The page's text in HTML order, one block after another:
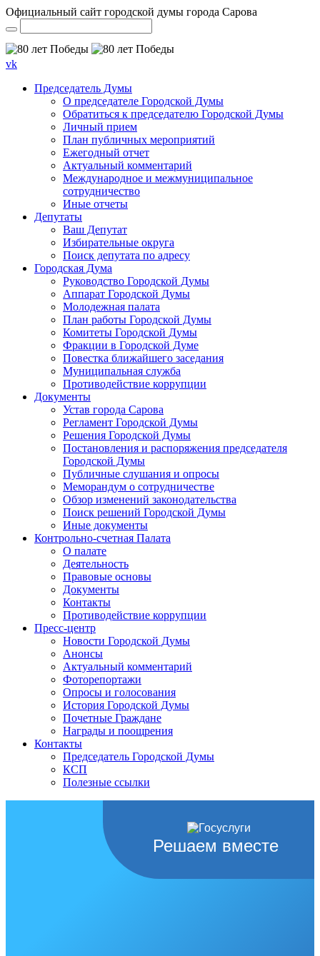
Официальный сайт городской думы города Сарова
vk
Председатель Думы
О председателе Городской Думы
Обратиться к председателю Городской Думы
Личный прием
План публичных мероприятий
Ежегодный отчет
Актуальный комментарий
Международное и межмуниципальное
сотрудничество
Иные отчеты
Депутаты
Ваш Депутат
Избирательные округа
Поиск депутата по адресу
Городская Дума
Руководство Городской Думы
Аппарат Городской Думы
Молодежная палата
План работы Городской Думы
Комитеты Городской Думы
Фракции в Городской Думе
Повестка ближайшего заседания
Муниципальная служба
Противодействие коррупции
Документы
Устав города Сарова
Регламент Городской Думы
Решения Городской Думы
Постановления и распоряжения председателя
Городской Думы
Публичные слушания и опросы
Меморандум о сотрудничестве
Обзор изменений законодательства
Поиск решений Городской Думы
Иные документы
Контрольно-счетная Палата
О палате
Деятельность
Правовые основы
Документы
Контакты
Противодействие коррупции
Пресс-центр
Новости Городской Думы
Анонсы
Актуальный комментарий
Фоторепортажи
Опросы и голосования
История Городской Думы
Почетные Граждане
Награды и поощрения
Контакты
Председатель Городской Думы
КСП
Полезные ссылки
Решаем вместе